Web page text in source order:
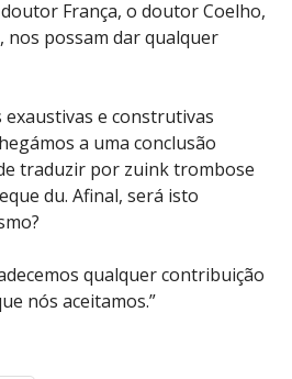
França, o doutor Coelho,
nos possam dar qualquer
e construtivas
a uma conclusão
traduzir por zuink trombose
du. Afinal, será isto
qualquer contribuição
nós aceitamos.”